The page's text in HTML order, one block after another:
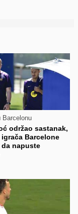
Barcelonu
održao sastanak,
Barcelone
napuste